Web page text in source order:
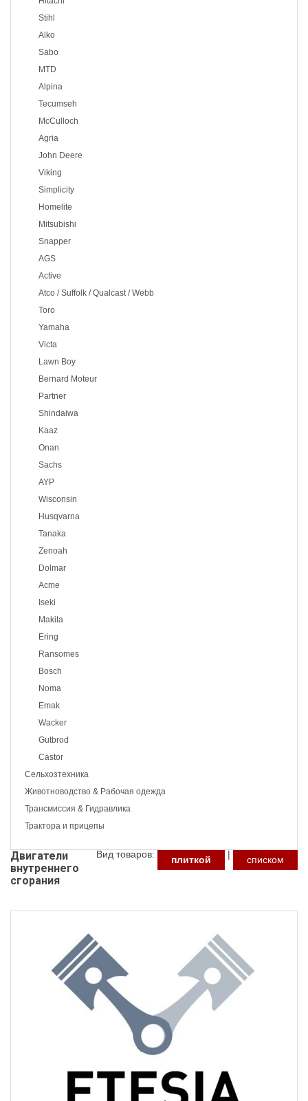
Stihl
Alko
Sabo
MTD
Alpina
Tecumseh
McCulloch
Agria
John Deere
Viking
Simplicity
Homelite
Mitsubishi
Snapper
AGS
Active
Atco / Suffolk / Qualcast / Webb
Toro
Yamaha
Victa
Lawn Boy
Bernard Moteur
Partner
Shindaiwa
Kaaz
Onan
Sachs
AYP
Wisconsin
Husqvarna
Tanaka
Zenoah
Dolmar
Acme
Iseki
Makita
Ering
Ransomes
Bosch
Noma
Emak
Wacker
Gutbrod
Castor
Сельхозтехника
Животноводство & Рабочая одежда
Трансмиссия & Гидравлика
Трактора и прицепы
Вид товаров: плиткой | списком
Двигатели
внутреннего
сгорания